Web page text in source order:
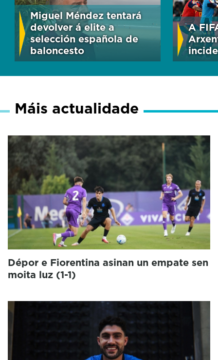
Miguel Méndez tentará
devolver á elite a
selección española de
baloncesto
A
Máis actualidade
Dépor e Fiorentina asinan un empate sen
moita luz (1-1)